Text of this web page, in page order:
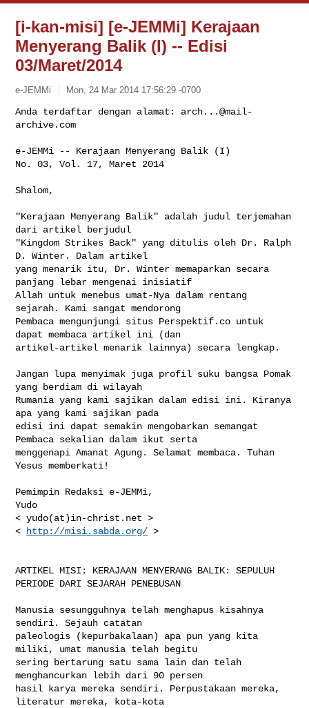
[i-kan-misi] [e-JEMMi] Kerajaan
Menyerang Balik (I) -- Edisi
03/Maret/2014
e-JEMMi Mon, 24 Mar 2014 17:56:29 -0700
Anda terdaftar dengan alamat: arch...@mail-
archive.com
e-JEMMi -- Kerajaan Menyerang Balik (I)
No. 03, Vol. 17, Maret 2014
Shalom,
"Kerajaan Menyerang Balik" adalah judul terjemahan
dari artikel berjudul
"Kingdom Strikes Back" yang ditulis oleh Dr. Ralph
D. Winter. Dalam artikel
yang menarik itu, Dr. Winter memaparkan secara
panjang lebar mengenai inisiatif
Allah untuk menebus umat-Nya dalam rentang
sejarah. Kami sangat mendorong
Pembaca mengunjungi situs Perspektif.co untuk
dapat membaca artikel ini (dan
artikel-artikel menarik lainnya) secara lengkap.
Jangan lupa menyimak juga profil suku bangsa Pomak
yang berdiam di wilayah
Rumania yang kami sajikan dalam edisi ini. Kiranya
apa yang kami sajikan pada
edisi ini dapat semakin mengobarkan semangat
Pembaca sekalian dalam ikut serta
menggenapi Amanat Agung. Selamat membaca. Tuhan
Yesus memberkati!
Pemimpin Redaksi e-JEMMi,
Yudo
< yudo(at)in-christ.net >
<
http://misi.sabda.org/ >
ARTIKEL MISI: KERAJAAN MENYERANG BALIK: SEPULUH
PERIODE DARI SEJARAH PENEBUSAN
Manusia sesungguhnya telah menghapus kisahnya
sendiri. Sejauh catatan
paleologis (kepurbakalaan) apa pun yang kita
miliki, umat manusia telah begitu
sering bertarung satu sama lain dan telah
menghancurkan lebih dari 90 persen
hasil karya mereka sendiri. Perpustakaan mereka,
literatur mereka, kota-kota